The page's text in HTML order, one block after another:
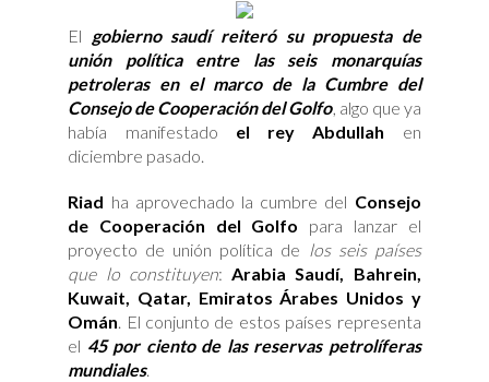
El gobierno saudí reiteró su propuesta de
unión política entre las seis monarquías
petroleras en el marco de la Cumbre del
Consejo de Cooperación del Golfo, algo que ya
había manifestado el rey Abdullah en
diciembre pasado.
Riad ha aprovechado la cumbre del Consejo
de Cooperación del Golfo para lanzar el
proyecto de unión política de los seis países
que lo constituyen:Arabia Saudí, Bahrein,
Kuwait, Qatar, Emiratos Árabes Unidos y
Omán. El conjunto de estos países representa
el 45 por ciento de las reservas petrolíferas
mundiales.